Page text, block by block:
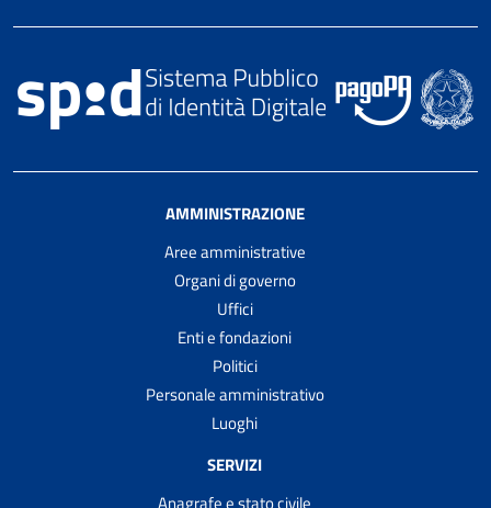
AMMINISTRAZIONE
Aree amministrative
Organi di governo
Uffici
Enti e fondazioni
Politici
Personale amministrativo
Luoghi
SERVIZI
Anagrafe e stato civile